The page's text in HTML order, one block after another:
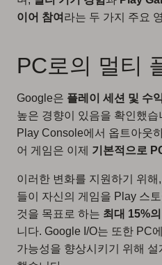
이어 참여 라는 두 가지 주요
PC로의 멀티
Google은 플레이 세션 및 수익
높은 경향이 있음을 확인했
Play Console에서 옵트아웃
어 게임은 이제 기본적으로
이러한 변화를 지원하기 위
들이 자신의 게임을 Play 스
것을 목표로 하는 최대 15%
니다. Google I/O는 또한 PC
가능성을 향상시키기 위해